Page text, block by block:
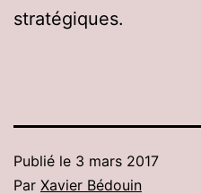
stratégiques.
Publié le 3 mars 2017
Par Xavier Bédouin